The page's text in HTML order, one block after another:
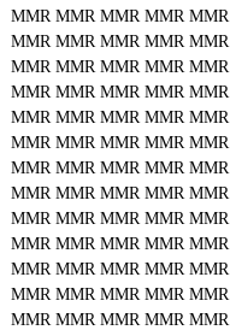
MMR MMR MMR MMR MMR
MMR MMR MMR MMR MMR
MMR MMR MMR MMR MMR
MMR MMR MMR MMR MMR
MMR MMR MMR MMR MMR
MMR MMR MMR MMR MMR
MMR MMR MMR MMR MMR
MMR MMR MMR MMR MMR
MMR MMR MMR MMR MMR
MMR MMR MMR MMR MMR
MMR MMR MMR MMR MMR
MMR MMR MMR MMR MMR
MMR MMR MMR MMR MMR